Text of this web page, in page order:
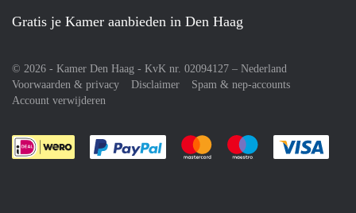
Gratis je Kamer aanbieden in Den Haag
© 2026 - Kamer Den Haag - KvK nr. 02094127 – Nederland
Voorwaarden & privacy
Disclaimer
Spam & nep-accounts
Account verwijderen
Je rekent gemakkelijk af met Paypal
Je rekent gemakkelijk af met
Je rekent